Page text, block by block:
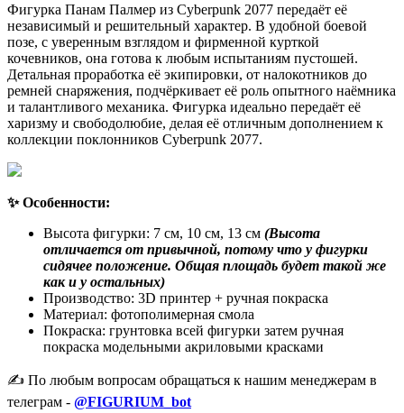
Фигурка Панам Палмер из Cyberpunk 2077 передаёт её
независимый и решительный характер. В удобной боевой
позе, с уверенным взглядом и фирменной курткой
кочевников, она готова к любым испытаниям пустошей.
Детальная проработка её экипировки, от налокотников до
ремней снаряжения, подчёркивает её роль опытного наёмника
и талантливого механика. Фигурка идеально передаёт её
харизму и свободолюбие, делая её отличным дополнением к
коллекции поклонников Cyberpunk 2077.
✨ Особенности:
Высота фигурки: 7 см, 10 см, 13 см (Высота
отличается от привычной, потому что у фигурки
сидячее положение. Общая площадь будет такой же
как и у остальных)
Производство: 3D принтер + ручная покраска
Материал: фотополимерная смола
Покраска: грунтовка всей фигурки затем ручная
покраска модельными акриловыми красками
✍️ По любым вопросам обращаться к нашим менеджерам в
телеграм - @FIGURIUM_bot